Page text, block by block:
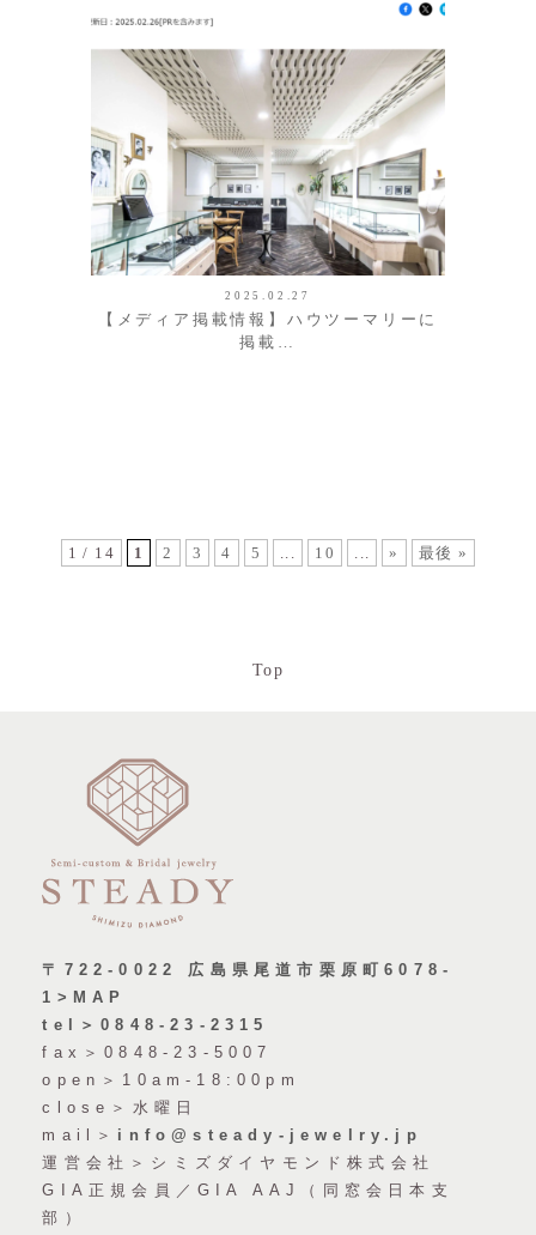
2025.02.27
【メディア掲載情報】ハウツーマリーに
掲載…
1 / 14 1 2 3 4 5 ... 10 ... » 最後 »
Top
〒722-0022 広島県尾道市栗原町6078-
1>MAP
tel＞0848-23-2315
fax＞0848-23-5007
open＞10am-18:00pm
close＞水曜日
mail＞ info@steady-jewelry.jp
運営会社＞シミズダイヤモンド株式会社
GIA正規会員／GIA AAJ（同窓会日本支
部）